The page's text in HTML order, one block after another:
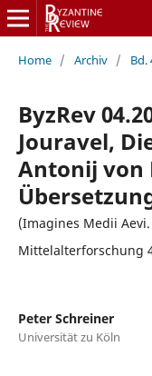
Home / Archiv / Bd.
ByzRev
Jouravel,
Antonij von
(Imagines Medii
Mittelalterforschung
Peter Schreiner
Universität zu Köln